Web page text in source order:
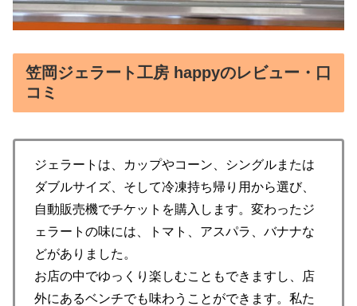
笠岡ジェラート工房 happyのレビュー・口
コミ
ジェラートは、カップやコーン、シングルまたは
ダブルサイズ、そして冷凍持ち帰り用から選び、
自動販売機でチケットを購入します。変わったジ
ェラートの味には、トマト、アスパラ、バナナな
どがありました。
お店の中でゆっくり楽しむこともできますし、店
外にあるベンチでも味わうことができます。私た